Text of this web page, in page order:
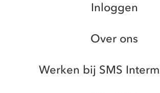
Inloggen
Over ons
Werken bij SMS